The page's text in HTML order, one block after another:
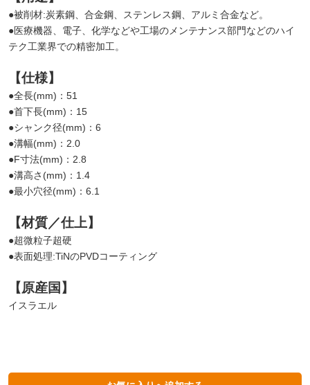
●被削材:炭素鋼、合金鋼、ステンレス鋼、アルミ合金など。
●医療機器、電子、化学などや工場のメンテナンス部門などのハイ
テク工業界での精密加工。
【仕様】
●全長(mm)：51
●首下長(mm)：15
●シャンク径(mm)：6
●溝幅(mm)：2.0
●F寸法(mm)：2.8
●溝高さ(mm)：1.4
●最小穴径(mm)：6.1
【材質／仕上】
●超微粒子超硬
●表面処理:TiNのPVDコーティング
【原産国】
イスラエル